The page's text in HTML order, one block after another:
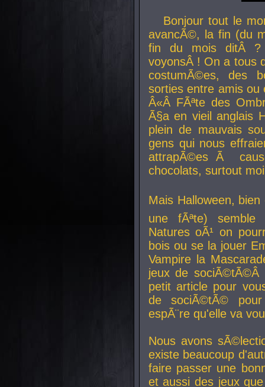
Bonjour tout le
avancÃ©, la fin (du
fin du mois ditÂ ?
voyonsÂ ! On a tous
costumÃ©es, des
sorties entre amis
Â«Â FÃªte des
Ã§a en vieil anglais
plein de mauvais
gens qui nous
attrapÃ©es Ã
chocolats, surtout
Mais Halloween, bien
une fÃªte) semble
Natures oÃ¹ on
bois ou se la jouer
Vampire la
jeux de
petit article pour
de sociÃ©tÃ©
espÃ¨re qu'elle va
Nous avons
existe beaucoup
faire passer une
et aussi des jeux